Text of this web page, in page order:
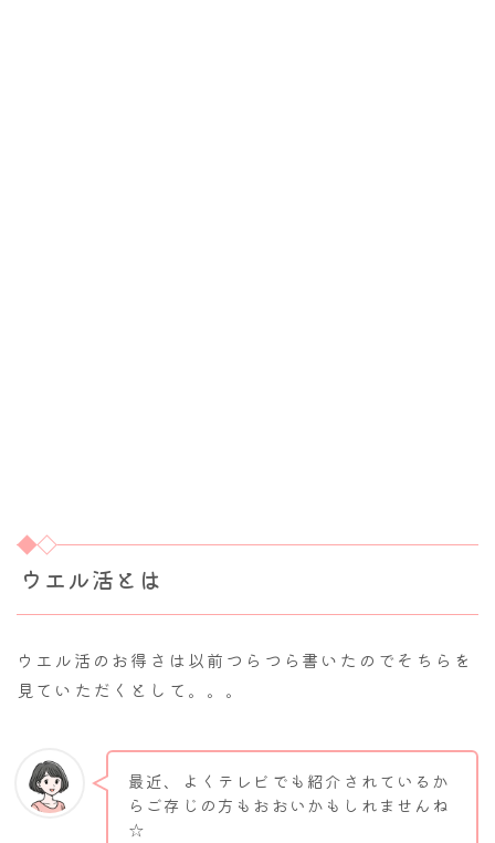
ウエル活とは
ウエル活のお得さは以前つらつら書いたのでそちらを
見ていただくとして。。。
最近、よくテレビでも紹介されているか
らご存じの方もおおいかもしれませんね
☆